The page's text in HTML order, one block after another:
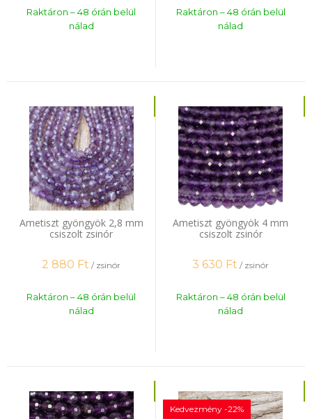
Raktáron – 48 órán belül
nálad
Raktáron – 48 órán belül
nálad
Ametiszt gyöngyök 2,8 mm
csiszolt zsinór
2 880 Ft / zsinór
Raktáron – 48 órán belül
nálad
Ametiszt gyöngyök 4 mm
csiszolt zsinór
3 630 Ft / zsinór
Raktáron – 48 órán belül
nálad
Kedvezmény -22%